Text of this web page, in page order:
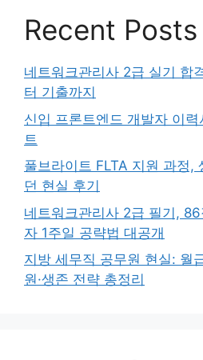
Recent Posts
네트워크관리사 2급 실기 합
터 기출까지
신입 프론트엔드 개발자 이
트
풀브라이트 FLTA 지원 과정,
던 현실 후기
네트워크관리사 2급 필기,
자 1주일 공략법 대공개
지방 세무직 공무원 현실: 월
원·생존 전략 총정리